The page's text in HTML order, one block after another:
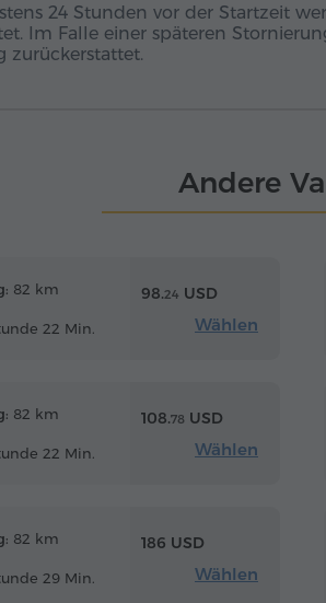
24 Stunden vor der Startzeit
Im Falle einer späteren
zurückerstattet.
Andere
82 km
22 Min.
98.24 USD
Wählen
82 km
22 Min.
108.78 USD
Wählen
82 km
29 Min.
186 USD
Wählen